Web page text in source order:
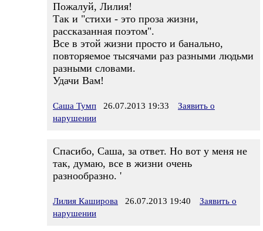
Пожалуй, Лилия!
Так и "стихи - это проза жизни,
рассказанная поэтом".
Все в этой жизни просто и банально,
повторяемое тысячами раз разными людьми
разными словами.
Удачи Вам!
Саша Тумп 26.07.2013 19:33
Заявить о
нарушении
Спасибо, Саша, за ответ. Но вот у меня не
так, думаю, все в жизни очень
разнообразно. '
Лилия Каширова 26.07.2013 19:40
Заявить о
нарушении